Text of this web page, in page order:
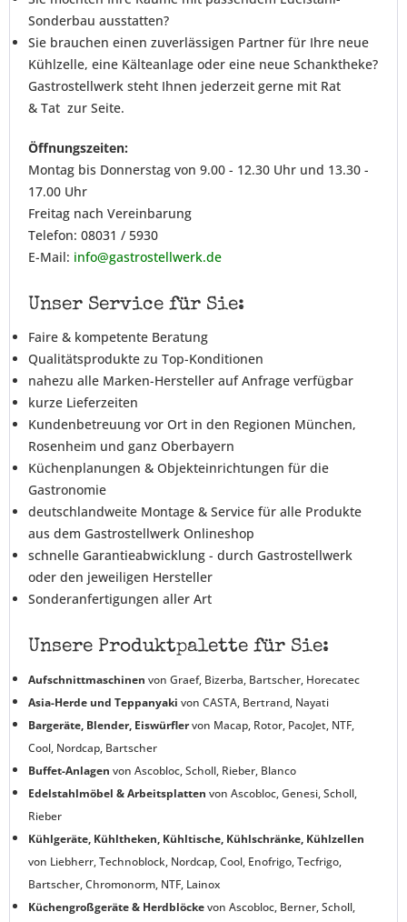
Sonderbau ausstatten?
Sie brauchen einen zuverlässigen Partner für Ihre neue
Kühlzelle, eine Kälteanlage oder eine neue Schanktheke?
Gastrostellwerk steht Ihnen jederzeit gerne mit Rat
& Tat zur Seite.
Öffnungszeiten:
Montag bis Donnerstag von 9.00 - 12.30 Uhr und 13.30 -
17.00 Uhr
Freitag nach Vereinbarung
Telefon: 08031 / 5930
E-Mail: info@gastrostellwerk.de
Unser Service für Sie:
Faire & kompetente Beratung
Qualitätsprodukte zu Top-Konditionen
nahezu alle Marken-Hersteller auf Anfrage verfügbar
kurze Lieferzeiten
Kundenbetreuung vor Ort in den Regionen München,
Rosenheim und ganz Oberbayern
Küchenplanungen & Objekteinrichtungen für die
Gastronomie
deutschlandweite Montage & Service für alle Produkte
aus dem Gastrostellwerk Onlineshop
schnelle Garantieabwicklung - durch Gastrostellwerk
oder den jeweiligen Hersteller
Sonderanfertigungen aller Art
Unsere Produktpalette für Sie:
Aufschnittmaschinen von Graef, Bizerba, Bartscher, Horecatec
Asia-Herde und Teppanyaki von CASTA, Bertrand, Nayati
Bargeräte, Blender, Eiswürflervon Macap, Rotor, PacoJet, NTF,
Cool, Nordcap, Bartscher
Buffet-Anlagen von Ascobloc, Scholl, Rieber, Blanco
Edelstahlmöbel & Arbeitsplatten von Ascobloc, Genesi, Scholl,
Rieber
Kühlgeräte, Kühltheken, Kühltische, Kühlschränke, Kühlzellen
von Liebherr, Technoblock, Nordcap, Cool, Enofrigo, Tecfrigo,
Bartscher, Chromonorm, NTF, Lainox
Küchengroßgeräte & Herdblöcke von Ascobloc, Berner, Scholl,